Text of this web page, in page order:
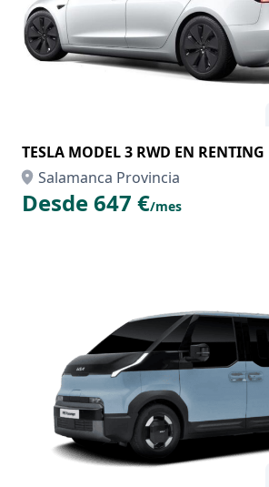
TESLA MODEL 3 RWD EN RENTING
Salamanca Provincia
Desde 647 €/mes